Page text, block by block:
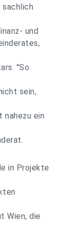
und
"So
sein,
nahezu ein
in Projekte
Wien, die